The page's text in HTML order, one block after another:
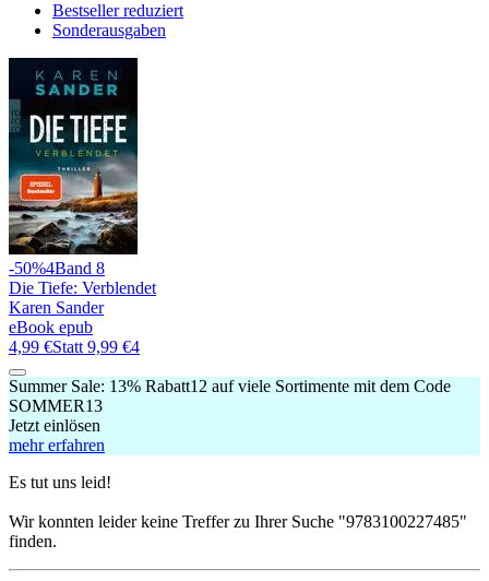
Bestseller reduziert
Sonderausgaben
-50%4Band 8
Die Tiefe: Verblendet
Karen Sander
eBook epub
4,99 €Statt 9,99 €4
Summer Sale: 13% Rabatt12 auf viele Sortimente mit dem Code
SOMMER13
Jetzt einlösen
mehr erfahren
Es tut uns leid!
Wir konnten leider keine Treffer zu Ihrer Suche "9783100227485"
finden.